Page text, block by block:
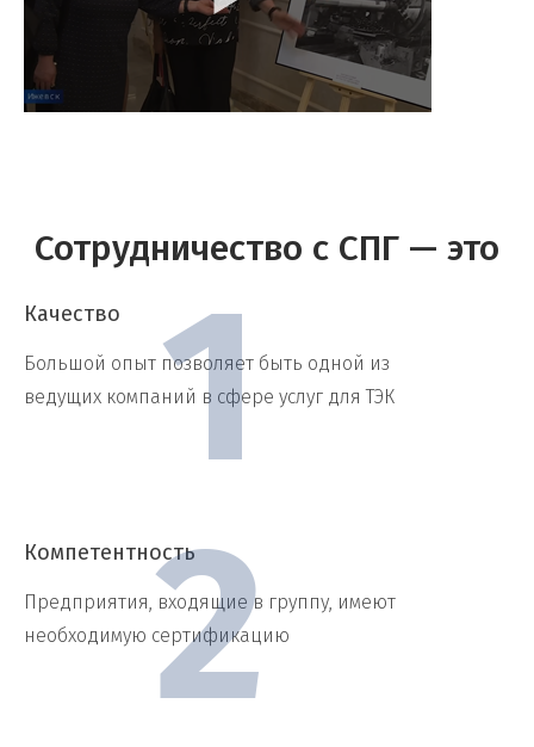
Сотрудничество с СПГ — это
Качество
Большой опыт позволяет быть одной из
ведущих компаний в сфере услуг для ТЭК
Компетентность
Предприятия, входящие в группу, имеют
необходимую сертификацию